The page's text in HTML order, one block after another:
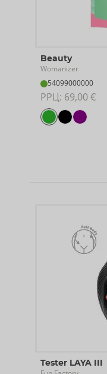
Beauty
Womanizer
54099000000
РРЦ: 69,00 €
Tester LAYA III